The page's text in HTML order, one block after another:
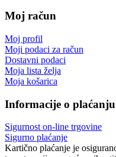
Moj račun
Moj profil
Moji podaci za račun
Dostavni podaci
Moja lista želja
Moja košarica
Informacije o plaćanju
Sigurnost on-line trgovine
Sigurno plaćanje
Kartično plaćanje je